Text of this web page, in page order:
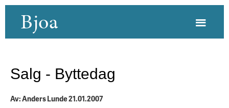
Bjoa
Salg - Byttedag
Av: Anders Lunde 21.01.2007